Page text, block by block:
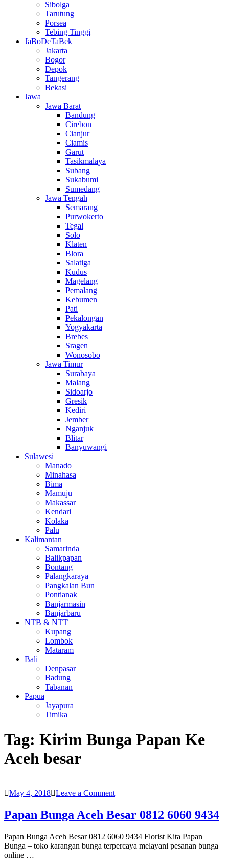
Sibolga
Tarutung
Porsea
Tebing Tinggi
JaBoDeTaBek
Jakarta
Bogor
Depok
Tangerang
Bekasi
Jawa
Jawa Barat
Bandung
Cirebon
Cianjur
Ciamis
Garut
Tasikmalaya
Subang
Sukabumi
Sumedang
Jawa Tengah
Semarang
Purwokerto
Tegal
Solo
Klaten
Blora
Salatiga
Kudus
Magelang
Pemalang
Kebumen
Pati
Pekalongan
Yogyakarta
Brebes
Sragen
Wonosobo
Jawa Timur
Surabaya
Malang
Sidoarjo
Gresik
Kediri
Jember
Nganjuk
Blitar
Banyuwangi
Sulawesi
Manado
Minahasa
Bima
Mamuju
Makassar
Kendari
Kolaka
Palu
Kalimantan
Samarinda
Balikpapan
Bontang
Palangkaraya
Pangkalan Bun
Pontianak
Banjarmasin
Banjarbaru
NTB & NTT
Kupang
Lombok
Mataram
Bali
Denpasar
Badung
Tabanan
Papua
Jayapura
Timika
Tag: Kirim Bunga Papan Ke
Aceh besar
May 4, 2018 Leave a Commenton
Aceh
0812
6060
Papan Bunga Aceh Besar 0812 6060 9434
Papan Bunga Aceh Besar 0812 6060 9434 Florist Kita Papan
Bunga – toko karangan bunga terpercaya melayani pesanan bunga
online …